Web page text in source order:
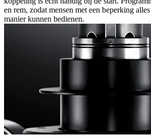
en rem, zodat mensen met een beperking
manier kunnen bedienen.